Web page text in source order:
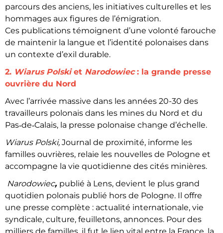
parcours des anciens, les initiatives culturelles et les
hommages aux figures de l’émigration.
Ces publications témoignent d’une volonté farouche
de maintenir la langue et l’identité polonaises dans
un contexte d’exil durable.
2. Wiarus Polskiet Narodowiec: la grande presse
ouvrière du Nord
Avec l’arrivée massive dans les années 20-30 des
travailleurs polonais dans les mines du Nord et du
Pas‑de‑Calais, la presse polonaise change d’échelle.
Wiarus Polski, Journal de proximité, informe les
familles ouvrières, relaie les nouvelles de Pologne et
accompagne la vie quotidienne des cités minières.
Narodowiec, publié à Lens, devient le plus grand
quotidien polonais publié hors de Pologne. Il offre
une presse complète : actualité internationale, vie
syndicale, culture, feuilletons, annonces. Pour des